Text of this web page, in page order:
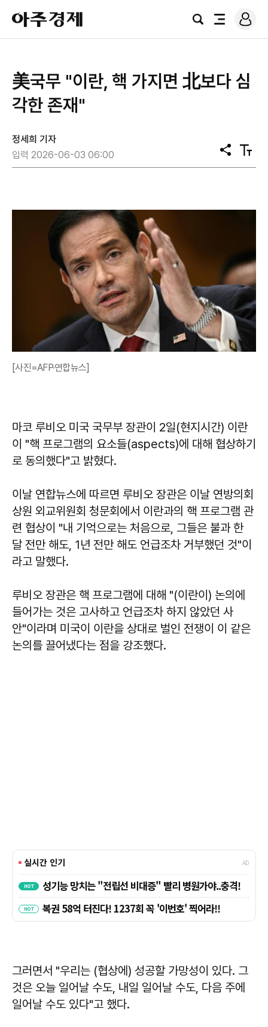
아
주
경
검
전
로
그
美국무 "이란, 핵 가지면 北보다 심
각한 존재"
정세희 기자
입력 2026-06-03 06:00
공
유
텍
스
[사진=AFP·연합뉴스]
마코 루비오 미국 국무부 장관이 2일(현지시간) 이란
이 "핵 프로그램의 요소들(aspects)에 대해 협상하기
로 동의했다"고 밝혔다.
이날 연합뉴스에 따르면 루비오 장관은 이날 연방의회
상원 외교위원회 청문회에서 이란과의 핵 프로그램 관
련 협상이 "내 기억으로는 처음으로, 그들은 불과 한
달 전만 해도, 1년 전만 해도 언급조차 거부했던 것"이
라고 말했다.
루비오 장관은 핵 프로그램에 대해 "(이란이) 논의에
들어가는 것은 고사하고 언급조차 하지 않았던 사
안"이라며 미국이 이란을 상대로 벌인 전쟁이 이 같은
논의를 끌어냈다는 점을 강조했다.
그러면서 "우리는 (협상에) 성공할 가망성이 있다. 그
것은 오늘 일어날 수도, 내일 일어날 수도, 다음 주에
일어날 수도 있다"고 했다.